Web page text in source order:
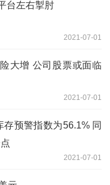
台左右掣肘
2021-07-01
大增 公司股票或面临
2021-07-01
预警指数为56.1% 同
2021-07-01